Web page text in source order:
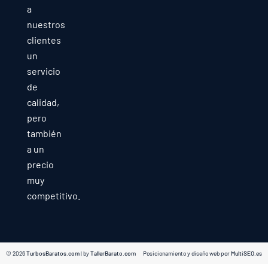
a
nuestros
clientes
un
servicio
de
calidad,
pero
también
a un
precio
muy
competitivo.
© 2026TurbosBaratos.com| byTallerBarato.com Posicionamiento y diseño web porMultiSEO.es